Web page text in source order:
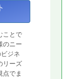
ことで
のニー
ジネ
リーズ
点でま